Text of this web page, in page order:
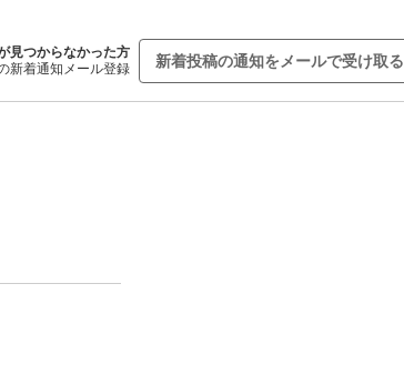
見つからなかった方
新着通知メール登録
新着投稿の通知をメールで受け取る